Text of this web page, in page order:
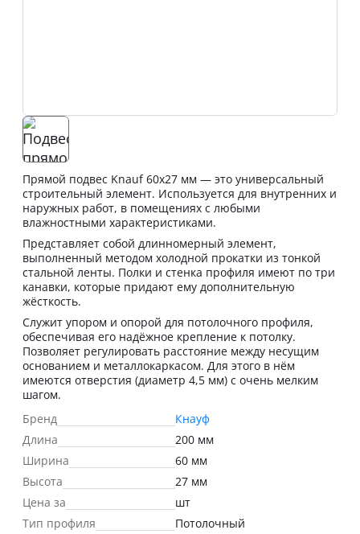
Прямой подвес Knauf 60х27 мм — это универсальный
строительный элемент. Используется для внутренних и
наружных работ, в помещениях с любыми
влажностными характеристиками.
Представляет собой длинномерный элемент,
выполненный методом холодной прокатки из тонкой
стальной ленты. Полки и стенка профиля имеют по три
канавки, которые придают ему дополнительную
жёсткость.
Служит упором и опорой для потолочного профиля,
обеспечивая его надёжное крепление к потолку.
Позволяет регулировать расстояние между несущим
основанием и металлокаркасом. Для этого в нём
имеются отверстия (диаметр 4,5 мм) с очень мелким
шагом.
Бренд
Кнауф
Длина
200 мм
Ширина
60 мм
Высота
27 мм
Цена за
шт
Тип профиля
Потолочный